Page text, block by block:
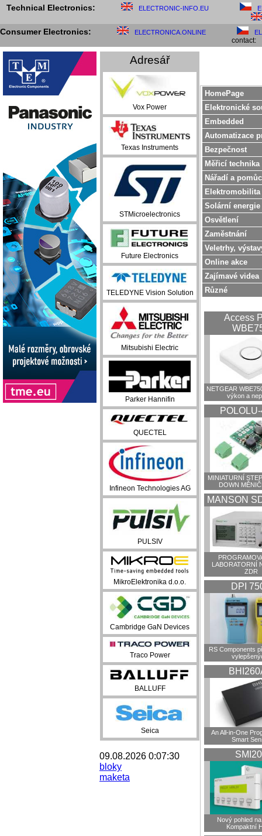
Technical Electronics: ELECTRONIC-INFO.EU
Consumer Electronics: ELECTRONICA.ONLINE
contact:
Adresář
Vox Power
Texas Instruments
STMicroelectronics
Future Electronics
TELEDYNE Vision Solution
Mitsubishi Electric
Parker Hannifin
QUECTEL
Infineon Technologies AG
PULSIV
MikroElektronika d.o.o.
Cambridge GaN Devices
Traco Power
BALLUFF
Seica
09.08.2026 0:07:30
bloky
maketa
HomePage
Elektronické
Embedded
Automatizace
Bezpečnost
Měřicí technika
Nářadí a
Elektromobilita
Solární energie
Osvětlení
Zaměstnání
Veletrhy,
Online akce
Zajímavé videa
Různé
Access
NETGEAR
výkon a
MINIATURNÍ
DOWN
MANSON
LABORATORNÍ
ZDR
DPI
RS Components
An All-in-One
Smart
Nový pohled
Kompaktní